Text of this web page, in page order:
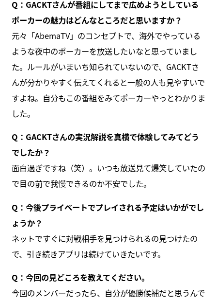
Q：GACKTさんが番組にしてまで広めようとしている
ポーカーの魅力はどんなところだと思いますか？
元々「AbemaTV」のコンセプトで、海外でやっている
ような夜中のポーカーを放送したいなと思っていまし
た。ルールがいまいち知られていないので、GACKTさ
んが分かりやすく伝えてくれると一般の人も見やすいで
すよね。自分もこの番組をみてポーカーやっとわかりま
した。
Q：GACKTさんの実況解説を真横で体験してみてどう
でしたか？
面白過ぎですね（笑）。いつも放送見て爆笑していたの
で目の前で我慢できるのか不安でした。
Q：今後プライベートでプレイされる予定はいかがでし
ょうか？
ネットですぐに対戦相手を見つけられるの見つけたの
で、引き続きアプリは続けていきたいです。
Q：今回の見どころを教えてください。
今回のメンバーだったら、自分が優勝候補だと思うんで